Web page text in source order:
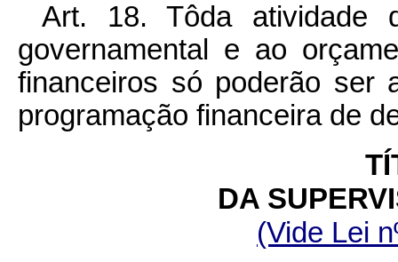
Art. 18. Tôda atividade
governamental e ao
financeiros só poderão ser
programação financeira de
DA
(Vide Lei